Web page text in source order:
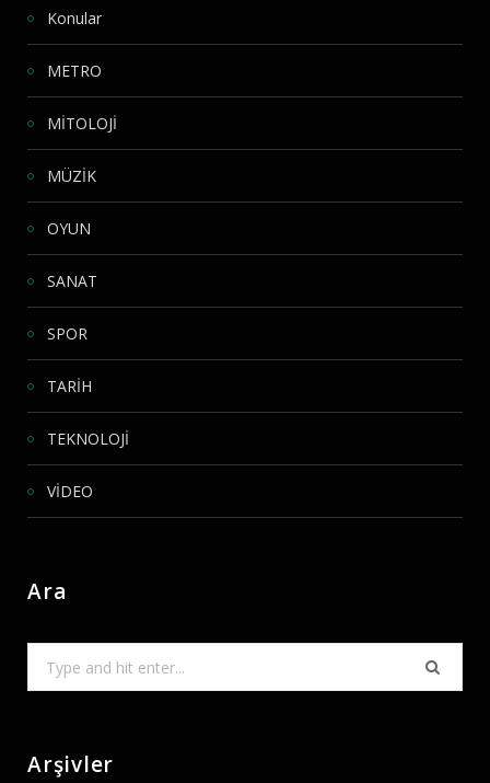
Konular
METRO
MİTOLOJİ
MÜZİK
OYUN
SANAT
SPOR
TARİH
TEKNOLOJİ
VİDEO
Ara
Arşivler